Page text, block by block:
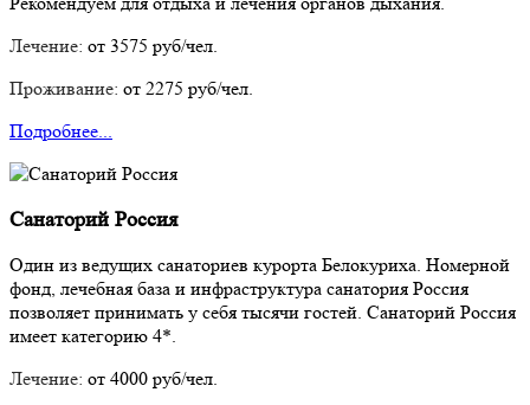
Лечение: от 3575 руб/чел.
Проживание: от 2275 руб/чел.
Подробнее...
Санаторий Россия
Один из ведущих санаториев курорта Белокуриха. Номерной
фонд, лечебная база и инфраструктура санатория Россия
позволяет принимать у себя тысячи гостей. Санаторий Россия
имеет категорию 4*.
Лечение: от 4000 руб/чел.